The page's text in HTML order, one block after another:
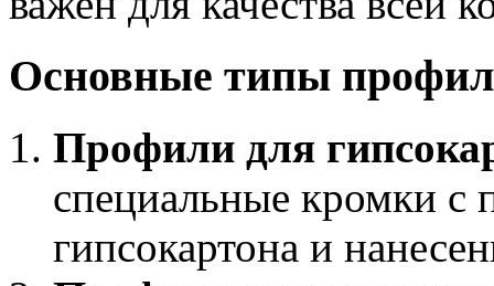
Основные типы
Профили для
специальные кромки с
гипсокартона и